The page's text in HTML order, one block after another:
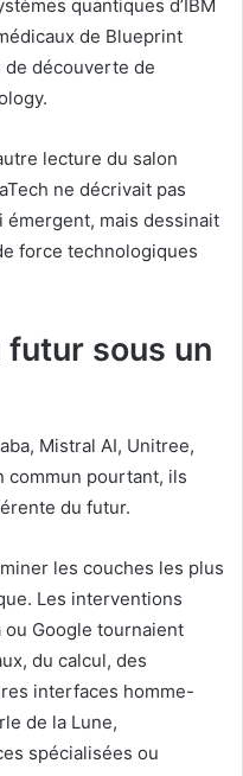
quantiques d’IBM
de Blueprint
de découverte de
lecture du salon
ne décrivait pas
mais dessinait
force technologiques
sous un
Mistral AI, Unitree,
commun pourtant, ils
du futur.
les couches les plus
Les interventions
ou Google tournaient
du calcul, des
interfaces homme-
de la Lune,
spécialisées ou